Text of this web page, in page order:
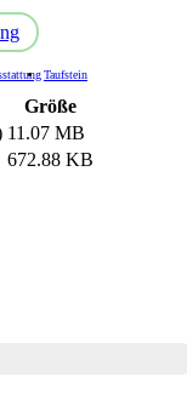
Taufstein
Größe
11.07 MB
672.88 KB